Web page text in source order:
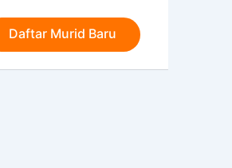
Daftar Murid Baru